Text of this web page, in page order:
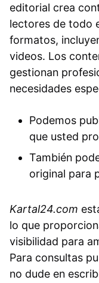
editorial crea
lectores de todo
formatos,
videos. Los
gestionan
necesidades
Podemos
que usted
También
original para
Kartal24.com
lo que
visibilidad para
Para consultas
no dude en